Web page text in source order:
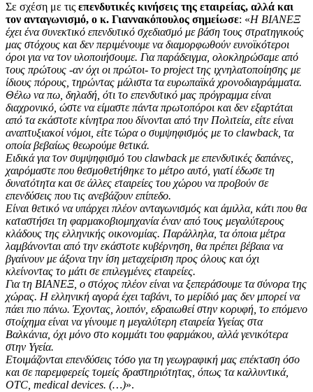
Σε σχέση με τις επενδυτικές κινήσεις της εταιρείας, αλλά και
τον ανταγωνισμό, ο κ. Γιαννακόπουλος σημείωσε: «Η ΒΙΑΝΕΞ
έχει ένα συνεκτικό επενδυτικό σχεδιασμό με βάση τους στρατηγικούς
μας στόχους και δεν περιμένουμε να διαμορφωθούν ευνοϊκότεροι
όροι για να τον υλοποιήσουμε. Για παράδειγμα, ολοκληρώσαμε από
τους πρώτους -αν όχι οι πρώτοι- το project της ιχνηλατοποίησης με
ίδιους πόρους, τηρώντας μάλιστα τα ευρωπαϊκά χρονοδιαγράμματα.
Θέλω να πω, δηλαδή, ότι το επενδυτικό μας πρόγραμμα είναι
διαχρονικό, ώστε να είμαστε πάντα πρωτοπόροι και δεν εξαρτάται
από τα εκάστοτε κίνητρα που δίνονται από την Πολιτεία, είτε είναι
αναπτυξιακοί νόμοι, είτε τώρα ο συμψηφισμός με το clawback, τα
οποία βεβαίως θεωρούμε θετικά.
Ειδικά για τον συμψηφισμό του clawback με επενδυτικές δαπάνες,
χαιρόμαστε που θεσμοθετήθηκε το μέτρο αυτό, γιατί έδωσε τη
δυνατότητα και σε άλλες εταιρείες του χώρου να προβούν σε
επενδύσεις που τις ανεβάζουν επίπεδο.
Είναι θετικό να υπάρχει πλέον ανταγωνισμός και άμιλλα, κάτι που θα
καταστήσει τη φαρμακοβιομηχανία έναν από τους μεγαλύτερους
κλάδους της ελληνικής οικονομίας. Παράλληλα, τα όποια μέτρα
λαμβάνονται από την εκάστοτε κυβέρνηση, θα πρέπει βέβαια να
βγαίνουν με άξονα την ίση μεταχείριση προς όλους και όχι
κλείνοντας το μάτι σε επιλεγμένες εταιρείες.
Για τη ΒΙΑΝΕΞ, ο στόχος πλέον είναι να ξεπεράσουμε τα σύνορα της
χώρας. Η ελληνική αγορά έχει ταβάνι, το μερίδιό μας δεν μπορεί να
πάει πιο πάνω. Έχοντας, λοιπόν, εδραιωθεί στην κορυφή, το επόμενο
στοίχημα είναι να γίνουμε η μεγαλύτερη εταιρεία Υγείας στα
Βαλκάνια, όχι μόνο στο κομμάτι του φαρμάκου, αλλά γενικότερα
στην Υγεία.
Ετοιμάζονται επενδύσεις τόσο για τη γεωγραφική μας επέκταση όσο
και σε παρεμφερείς τομείς δραστηριότητας, όπως τα καλλυντικά,
OTC, medical devices. (…)».